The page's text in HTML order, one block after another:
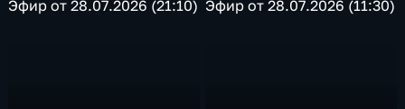
Эфир от 28.07.2026 (21:10) Эфир от 28.07.2026 (11:30)